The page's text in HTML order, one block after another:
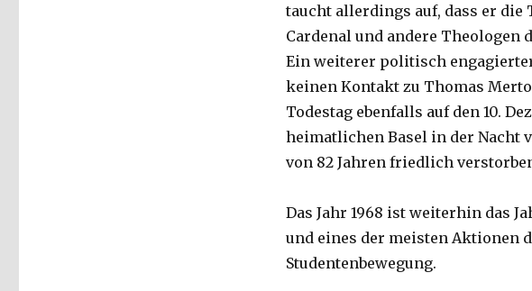
taucht allerdings auf, dass er
Cardenal und andere Theologen
Ein weiterer politisch
keinen Kontakt zu Thomas
Todestag ebenfalls auf den 10.
heimatlichen Basel in der Nacht
von 82 Jahren friedlich
Das Jahr 1968 ist weiterhin das
und eines der meisten Aktionen
Studentenbewegung.